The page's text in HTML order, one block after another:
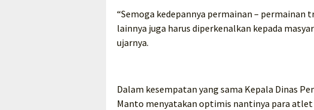
“Semoga kedepannya permainan –
lainnya juga harus diperkenalkan kepada
ujarnya.
Dalam kesempatan yang sama Kepala Dinas
Manto menyatakan optimis nantinya para